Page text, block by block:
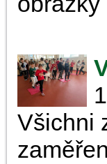
Všichni